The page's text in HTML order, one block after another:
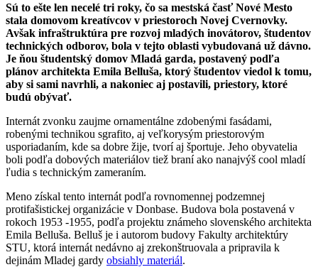
Sú to ešte len necelé tri roky, čo sa mestská časť Nové Mesto
stala domovom kreatívcov v priestoroch Novej Cvernovky.
Avšak infraštruktúra pre rozvoj mladých inovátorov, študentov
technických odborov, bola v tejto oblasti vybudovaná už dávno.
Je ňou študentský domov Mladá garda, postavený podľa
plánov architekta Emila Belluša, ktorý študentov viedol k tomu,
aby si sami navrhli, a nakoniec aj postavili, priestory, ktoré
budú obývať.
Internát zvonku zaujme ornamentálne zdobenými fasádami,
robenými technikou sgrafito, aj veľkorysým priestorovým
usporiadaním, kde sa dobre žije, tvorí aj športuje. Jeho obyvatelia
boli podľa dobových materiálov tiež braní ako nanajvýš cool mladí
ľudia s technickým zameraním.
Meno získal tento internát podľa rovnomennej podzemnej
protifašistickej organizácie v Donbase. Budova bola postavená v
rokoch 1953 -1955, podľa projektu známeho slovenského architekta
Emila Belluša. Belluš je i autorom budovy Fakulty architektúry
STU, ktorá internát nedávno aj zrekonštruovala a pripravila k
dejinám Mladej gardy obsiahly materiál.